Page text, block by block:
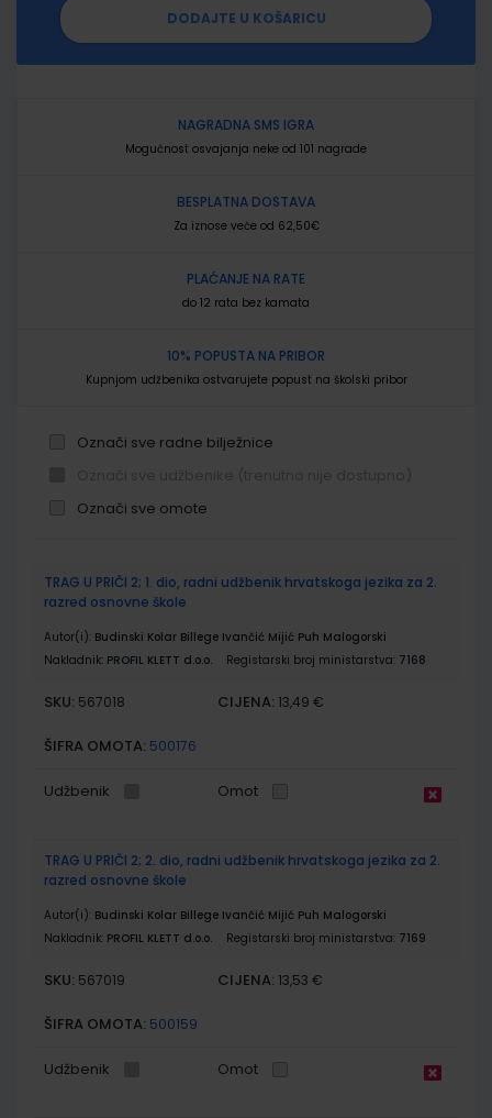
DODAJTE U KOŠARICU
NAGRADNA SMS IGRA
Mogućnost osvajanja neke od 101 nagrade
BESPLATNA DOSTAVA
Za iznose veće od 62,50€
PLAĆANJE NA RATE
do 12 rata bez kamata
10% POPUSTA NA PRIBOR
Kupnjom udžbenika ostvarujete popust na školski pribor
Označi sve radne bilježnice
Označi sve omote
proizvodi
TRAG U PRIČI 2; 1. dio, radni udžbenik hrvatskoga jezika za 2.
razred osnovne škole
Autor(i): Budinski Kolar Billege Ivančić Mijić Puh Malogorski
Nakladnik: PROFIL KLETT d.o.o. Registarski broj ministarstva: 7168
SKU: 567018 CIJENA: 13,49 €
ŠIFRA OMOTA: 500176
Udžbenik Omot
TRAG U PRIČI 2; 2. dio, radni udžbenik hrvatskoga jezika za 2.
razred osnovne škole
Autor(i): Budinski Kolar Billege Ivančić Mijić Puh Malogorski
Nakladnik: PROFIL KLETT d.o.o. Registarski broj ministarstva: 7169
SKU: 567019 CIJENA: 13,53 €
ŠIFRA OMOTA: 500159
Udžbenik Omot